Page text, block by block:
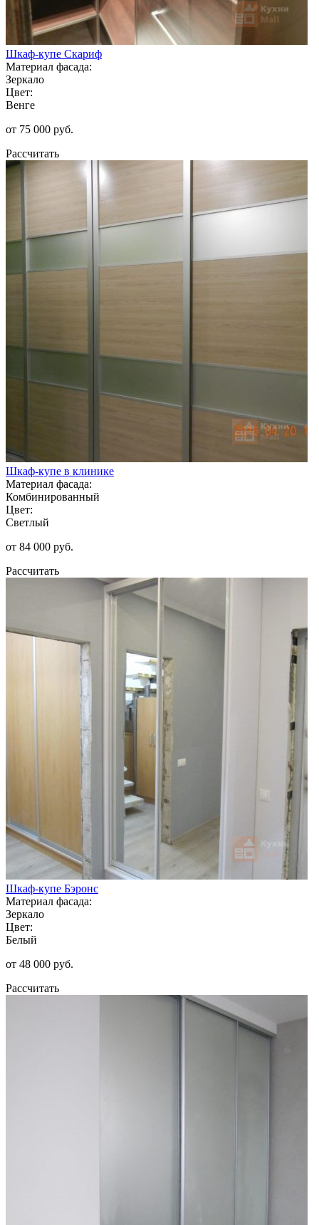
Шкаф-купе Скариф
Материал фасада:
Зеркало
Цвет:
Венге
от 75 000 руб.
Рассчитать
Шкаф-купе в клинике
Материал фасада:
Комбинированный
Цвет:
Светлый
от 84 000 руб.
Рассчитать
Шкаф-купе Бэронс
Материал фасада:
Зеркало
Цвет:
Белый
от 48 000 руб.
Рассчитать